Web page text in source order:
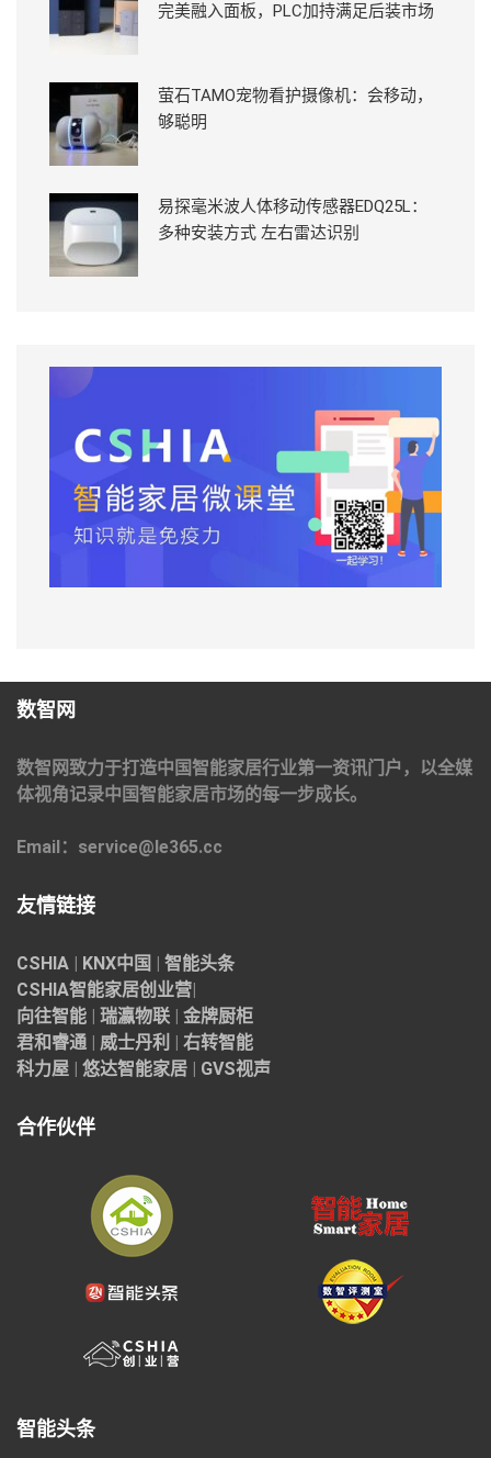
完美融入面板，PLC加持满足后装市场
萤石TAMO宠物看护摄像机：会移动，
够聪明
易探毫米波人体移动传感器EDQ25L：
多种安装方式 左右雷达识别
数智网
数智网致力于打造中国智能家居行业第一资讯门户，以全媒
体视角记录中国智能家居市场的每一步成长。
Email：service@le365.cc
友情链接
CSHIA KNX中国
智能头条
CSHIA智能家居创业营
向往智能
瑞瀛物联
金牌厨柜
君和睿通
威士丹利
右转智能
科力屋
悠达智能家居 GVS视声
合作伙伴
智能头条